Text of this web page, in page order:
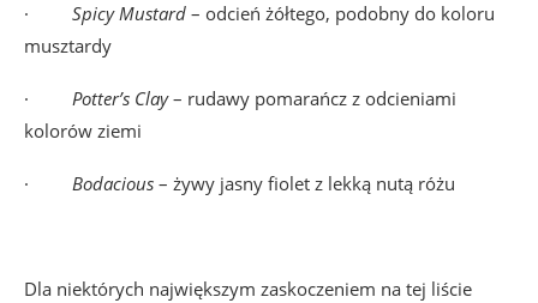
· Spicy Mustard – odcień żółtego, podobny do koloru
musztardy
· Potter’s Clay– rudawy pomarańcz z odcieniami
kolorów ziemi
· Bodacious – żywy jasny fiolet z lekką nutą różu
Dla niektórych największym zaskoczeniem na tej liście